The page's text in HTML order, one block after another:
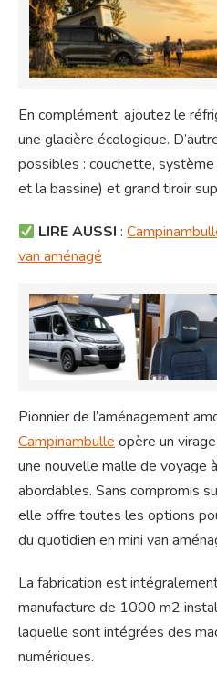
En complément, ajoutez le
une glacière écologique.
possibles : couchette,
et la bassine) et grand tiroir
LIRE AUSSI :
van aménagé
Pionnier de l’aménagement
Campinambulleopère un
une nouvelle malle de voyage
abordables. Sans compromis
elle offre toutes les options
du quotidien en mini van
La fabrication est
manufacture de 1000 m2
laquelle sont intégrées des
numériques.